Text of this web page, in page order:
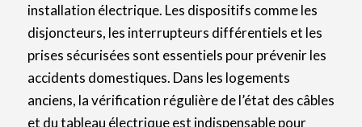
installation électrique. Les dispositifs comme les
disjoncteurs, les interrupteurs différentiels et les
prises sécurisées sont essentiels pour prévenir les
accidents domestiques. Dans les logements
anciens, la vérification régulière de l’état des câbles
et du tableau électrique est indispensable pour